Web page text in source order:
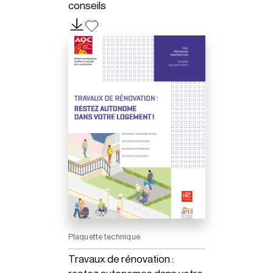
conseils
Plaquette technique
Travaux de rénovation :